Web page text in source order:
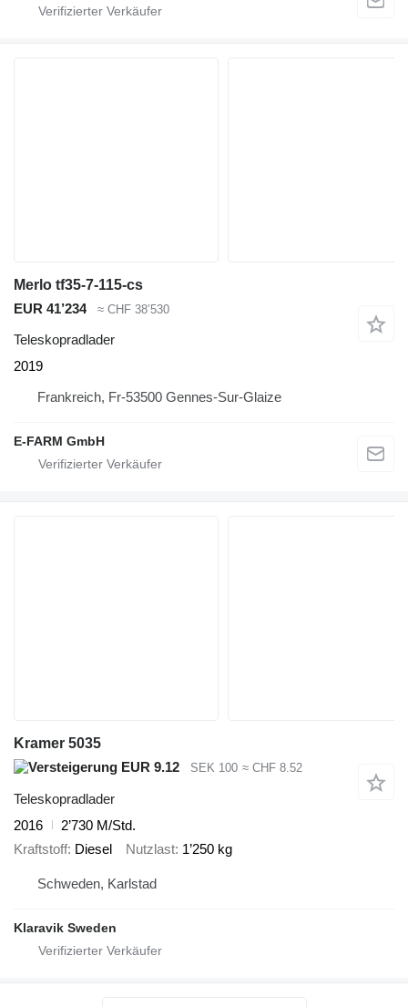
Merlo tf35-7-115-cs
EUR 41’234
≈ CHF 38’530
Teleskopradlader
2019
Frankreich, Fr-53500 Gennes-Sur-Glaize
E-FARM GmbH
Kramer 5035
EUR 9.12
SEK 100 ≈ CHF 8.52
Teleskopradlader
2016
2’730 M/Std.
Kraftstoff Diesel Nutzlast 1’250 kg
Schweden, Karlstad
Klaravik Sweden